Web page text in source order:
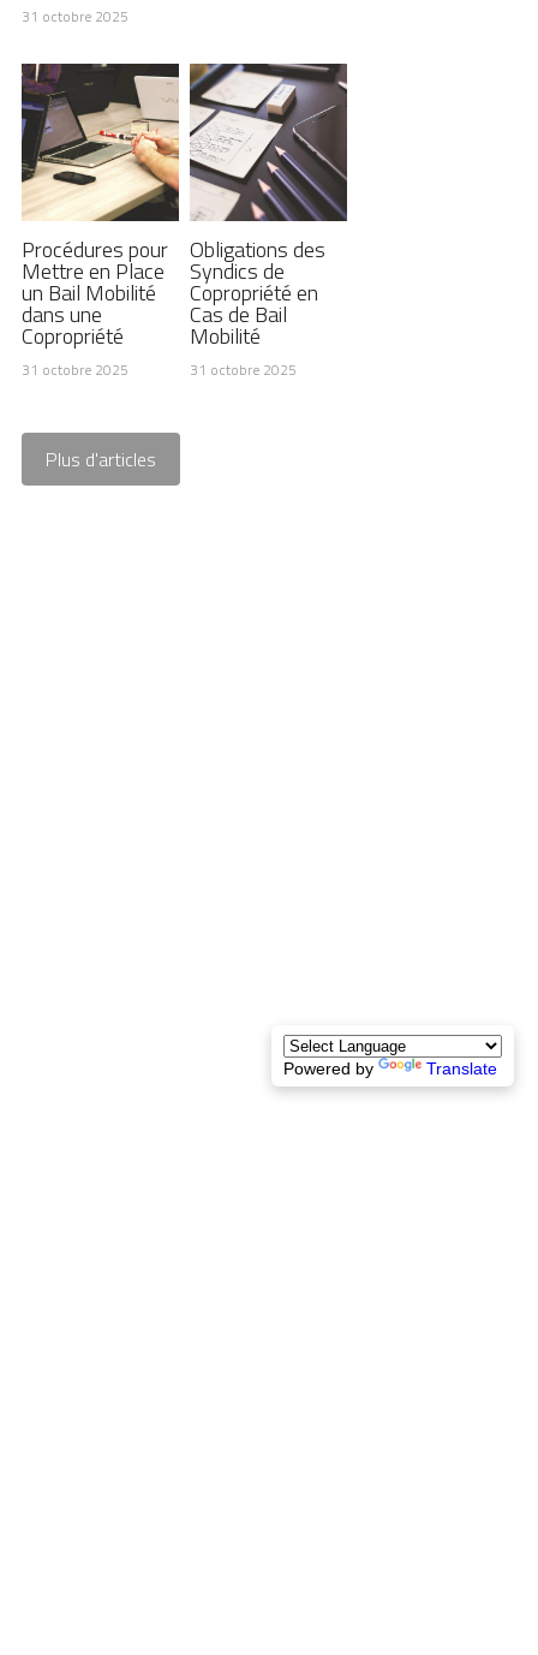
31 octobre 2025
Procédures pour
Mettre en Place
un Bail Mobilité
dans une
Copropriété
31 octobre 2025
Obligations des
Syndics de
Copropriété en
Cas de Bail
Mobilité
31 octobre 2025
Plus d'articles
Powered by Translate